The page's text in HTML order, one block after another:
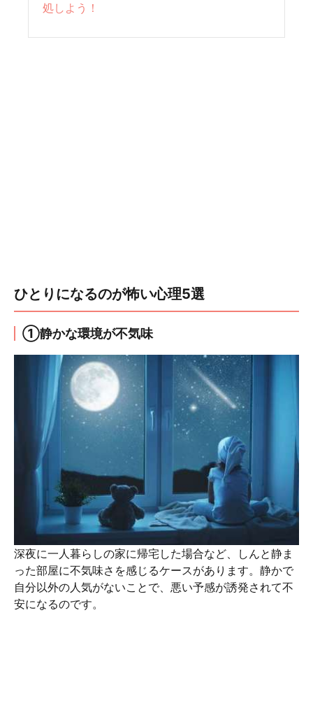
処しよう！
ひとりになるのが怖い心理5選
①静かな環境が不気味
深夜に一人暮らしの家に帰宅した場合など、しんと静ま
った部屋に不気味さを感じるケースがあります。静かで
自分以外の人気がないことで、悪い予感が誘発されて不
安になるのです。